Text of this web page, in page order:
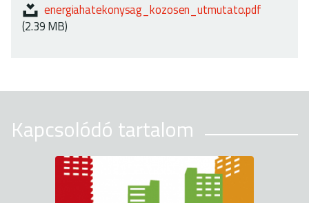
energiahatekonysag_kozosen_utmutato.pdf
(2.39 MB)
Kapcsolódó tartalom